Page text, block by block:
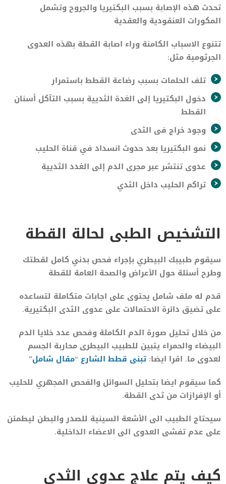
تحدث هذه الإصابة بسبب البكتيريا والجروح وتشمل
المكورات العنقودية والعقدية
تتنوع الاسباب الكامنة وراء اصابة القطة بهذه العدوى
الجرثومية مثل:
تلف الحلمات بسبب رضاعة القطط باستمرار
دخول البكتيريا إلى الغدة الثديية بسبب التآكل أسنان
القطط
وجود خراج فى الثدى
نمو البكتيريا بعد حدوث انسداد في قناة الحليب
عدوى تنتشر عبر مجرى الدم إلى الغدد الثديية
تراكم الحليب داخل الثدي
التشخيص الطبى لحالة القطة
سيقوم طبيبك البيطري بإجراء فحص بدني كامل لقطتك
وطرح أسئلة حول الأعراض والصحة العامة للقطة
قدم له ملف شامل يحتوى على اجابات متكاملة لتساعده
على تضيق دائرة الاحتمالات على عدوى الثدى البكتيرية.
من خلال تحليل صورة الدم الكاملة وفحص عدد خلايا الدم
البيضاء والحمراء يتبين للطبيب البيطرى محاربة الجسم
لعدوى ما. اقرا ايضا: تبنى قطط الشارع “مقال شامل”
كما سيقوم ايضا بتحليل السوائل والفحص المجهري للحليب
أو الإفرازات من ثدى القطة.
سيحتاج الطبيب الى الأشعة السينية للصدر والبطن ليطمئن
على عدم تفشى العدوى الى الاعضاء الداخلية.
كيف يتم علاج عدوى الثدى